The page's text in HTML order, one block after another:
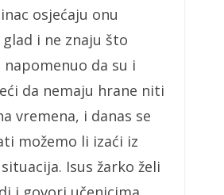
osjećaju onu
i ne znaju što
da su i
da nemaju hrane niti
vremena, i danas se
možemo li izaći iz
Isus žarko želi